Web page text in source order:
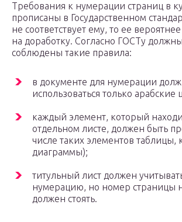
Требования к нумерации страниц в
прописаны в Государственном
не соответствует ему, то ее
на доработку. Согласно ГОСТу
соблюдены такие правила:
в документе для нумерации
использоваться только
каждый элемент, который
отдельном листе, должен быть
числе таких элементов таблицы,
диаграммы);
титульный лист должен
нумерацию, но номер страницы
должен стоять.